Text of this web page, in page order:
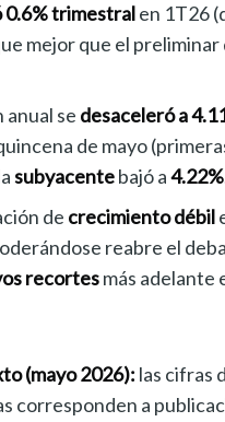
0.6% trimestralen 1T26
mejor que el preliminar
anual se desaceleró a
de mayo
subyacentebajó a4.22%
de crecimiento débil
reabre el
recortesmás adelante
(mayo 2026): las cifras
corresponden a